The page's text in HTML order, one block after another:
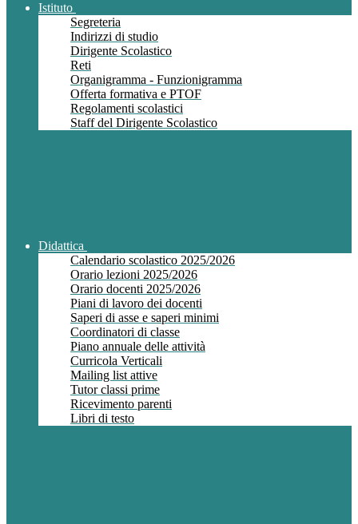
Istituto
Segreteria
Indirizzi di studio
Dirigente Scolastico
Reti
Organigramma - Funzionigramma
Offerta formativa e PTOF
Regolamenti scolastici
Staff del Dirigente Scolastico
Didattica
Calendario scolastico 2025/2026
Orario lezioni 2025/2026
Orario docenti 2025/2026
Piani di lavoro dei docenti
Saperi di asse e saperi minimi
Coordinatori di classe
Piano annuale delle attività
Curricola Verticali
Mailing list attive
Tutor classi prime
Ricevimento parenti
Libri di testo